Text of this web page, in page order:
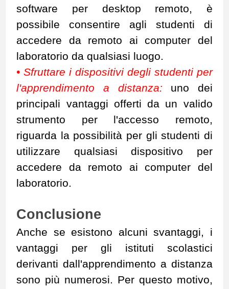
software per desktop remoto, è
possibile consentire agli studenti di
accedere da remoto ai computer del
laboratorio da qualsiasi luogo.
• Sfruttare i dispositivi degli studenti per
l'apprendimento a distanza: uno dei
principali vantaggi offerti da un valido
strumento per l'accesso remoto,
riguarda la possibilità per gli studenti di
utilizzare qualsiasi dispositivo per
accedere da remoto ai computer del
laboratorio.
Conclusione
Anche se esistono alcuni svantaggi, i
vantaggi per gli istituti scolastici
derivanti dall'apprendimento a distanza
sono più numerosi. Per questo motivo,